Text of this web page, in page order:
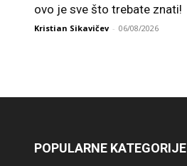
ovo je sve što trebate znati!
Kristian Sikavičev - 06/08/2026
POPULARNE KATEGORIJE